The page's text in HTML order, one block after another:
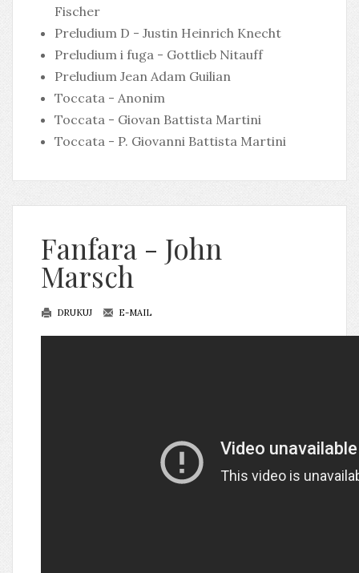
Fischer
Preludium D - Justin Heinrich Knecht
Preludium i fuga - Gottlieb Nitauff
Preludium Jean Adam Guilian
Toccata - Anonim
Toccata - Giovan Battista Martini
Toccata - P. Giovanni Battista Martini
Fanfara - John
Marsch
DRUKUJ E-MAIL